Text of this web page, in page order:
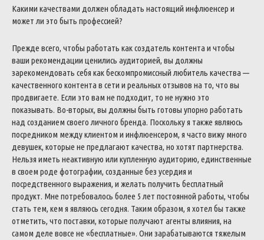
Какими качествами должен обладать настоящий инфлюенсер и
может ли это быть профессией?
Прежде всего, чтобы работать как создатель контента и чтобы
ваши рекомендации ценились аудиторией, вы должны
зарекомендовать себя как бескомпромиссный любитель качества —
качественного контента в сети и реальных отзывов на то, что вы
продвигаете. Если это вам не подходит, то не нужно это
показывать. Во-вторых, вы должны быть готовы упорно работать
над созданием своего личного бренда. Поскольку я также являюсь
посредником между клиентом и инфлюенсером, я часто вижу много
девушек, которые не предлагают качества, но хотят партнерства.
Нельзя иметь неактивную или купленную аудиторию, единственные
в своем роде фотографии, созданные без усердия и
посредственного выражения, и желать получить бесплатный
продукт. Мне потребовалось более 5 лет постоянной работы, чтобы
стать тем, кем я являюсь сегодня. Таким образом, я хотел бы также
отметить, что поставки, которые получают агенты влияния, на
самом деле вовсе не «бесплатные». Они зарабатываются тяжелым